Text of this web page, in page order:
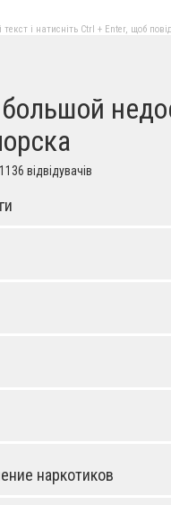
і натисніть Ctrl + Enter, щоб
відвідувачів
наркотиков